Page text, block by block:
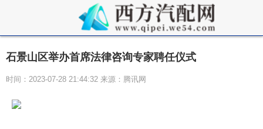
石景山区举办首席法律咨询专家聘任仪式
时间：2023-07-28 21:44:32 来源：腾讯网